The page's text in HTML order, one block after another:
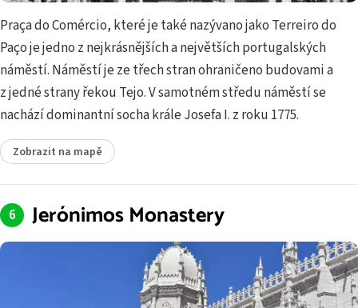
Praça do Comércio, které je také nazývano jako Terreiro do
Paço je jedno z nejkrásnějších a největších portugalských
náměstí. Náměstí je ze třech stran ohraničeno budovami a
z jedné strany řekou Tejo. V samotném středu náměstí se
nachází dominantní socha krále Josefa I. z roku 1775.
Zobrazit na mapě
Jerónimos Monastery